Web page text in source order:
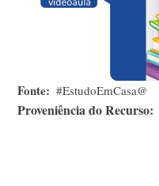
Fonte #EstudoEmCasa@
Proveniência do Recurso